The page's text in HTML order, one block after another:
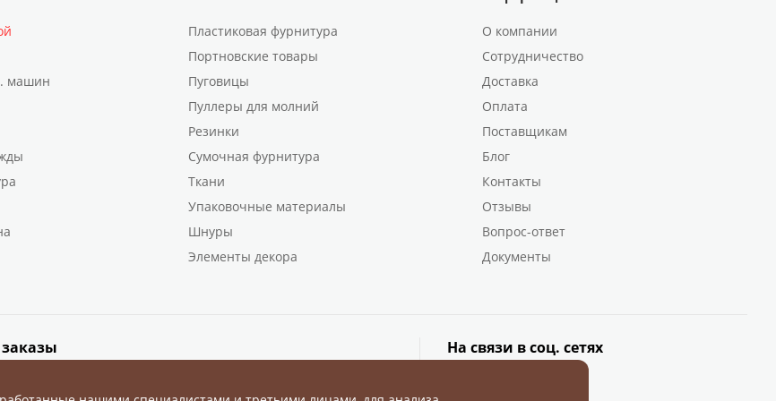
машин
Пластиковая фурнитура
Портновские товары
Пуговицы
Пуллеры для молний
Резинки
Сумочная фурнитура
Ткани
Упаковочные материалы
Шнуры
Элементы декора
О компании
Сотрудничество
Доставка
Оплата
Поставщикам
Блог
Контакты
Отзывы
Вопрос-ответ
Документы
На связи в соц. сетях